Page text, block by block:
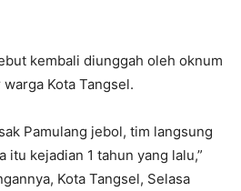
kembali diunggah oleh oknum
Kota Tangsel.
Pamulang jebol, tim langsung
kejadian 1 tahun yang lalu,”
Kota Tangsel, Selasa